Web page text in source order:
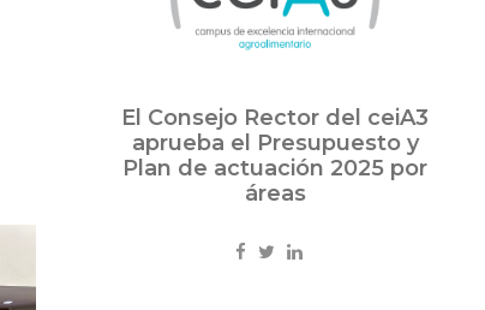
El Consejo Rector del ceiA3
aprueba el Presupuesto y
Plan de actuación 2025 por
áreas